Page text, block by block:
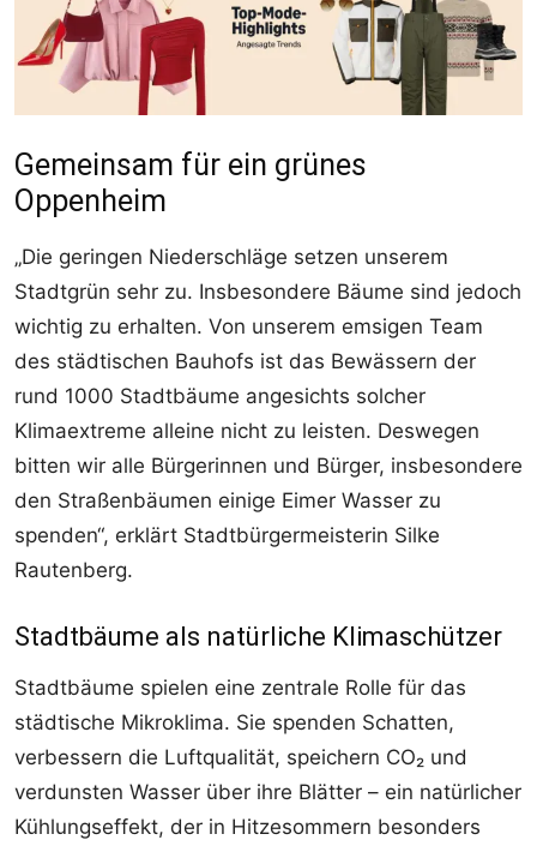
Gemeinsam für ein grünes
Oppenheim
„Die geringen Niederschläge setzen unserem
Stadtgrün sehr zu. Insbesondere Bäume sind jedoch
wichtig zu erhalten. Von unserem emsigen Team
des städtischen Bauhofs ist das Bewässern der
rund 1000 Stadtbäume angesichts solcher
Klimaextreme alleine nicht zu leisten. Deswegen
bitten wir alle Bürgerinnen und Bürger, insbesondere
den Straßenbäumen einige Eimer Wasser zu
spenden“, erklärt Stadtbürgermeisterin Silke
Rautenberg.
Stadtbäume als natürliche Klimaschützer
Stadtbäume spielen eine zentrale Rolle für das
städtische Mikroklima. Sie spenden Schatten,
verbessern die Luftqualität, speichern CO₂ und
verdunsten Wasser über ihre Blätter – ein natürlicher
Kühlungseffekt, der in Hitzesommern besonders